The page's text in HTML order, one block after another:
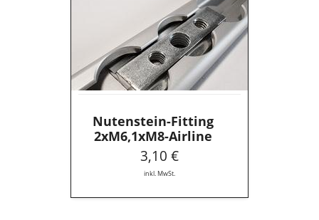
2xM6,1xM8-
Nutenstein-Fitting
2xM6,1xM8-Airline
3,10 €
inkl. MwSt.